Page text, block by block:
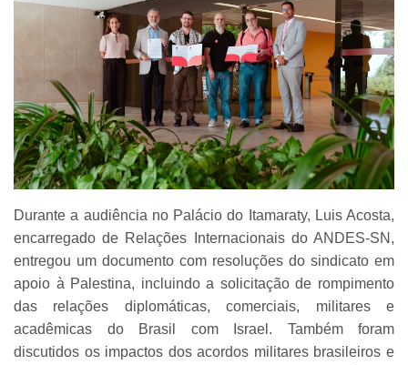
Durante a audiência no Palácio do Itamaraty, Luis Acosta,
encarregado de Relações Internacionais do ANDES-SN,
entregou um documento com resoluções do sindicato em
apoio à Palestina, incluindo a solicitação de rompimento
das relações diplomáticas, comerciais, militares e
acadêmicas do Brasil com Israel. Também foram
discutidos os impactos dos acordos militares brasileiros e